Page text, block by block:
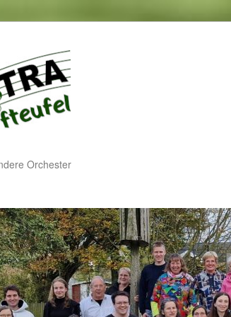
Orchester